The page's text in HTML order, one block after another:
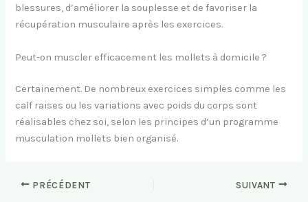
blessures, d’améliorer la souplesse et de favoriser la
récupération musculaire après les exercices.
Peut-on muscler efficacement les mollets à domicile ?
Certainement. De nombreux exercices simples comme les
calf raises ou les variations avec poids du corps sont
réalisables chez soi, selon les principes d’un programme
musculation mollets bien organisé.
PRÉCÉDENT SUIVANT